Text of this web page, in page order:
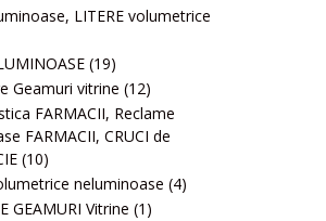
LITERE volumetrice
(19)
Geamuri vitrine (12)
FARMACII, Reclame
FARMACII, CRUCI de
(10)
neluminoase (4)
GEAMURI Vitrine (1)